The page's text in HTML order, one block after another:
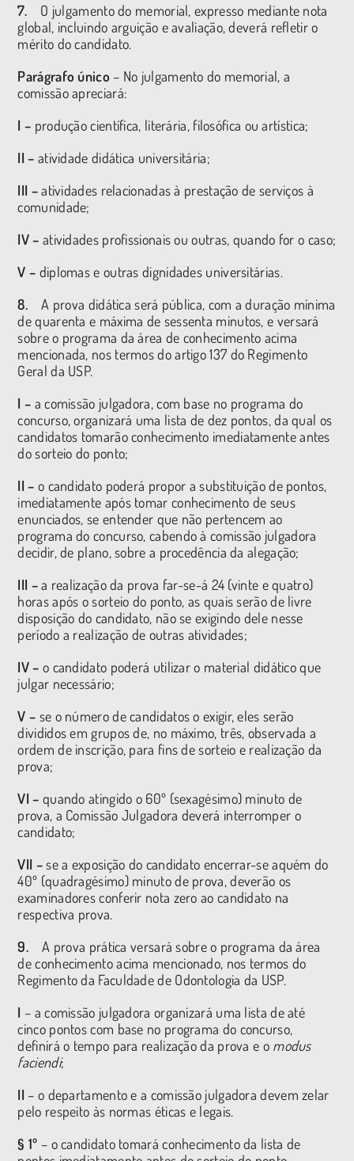
7. O julgamento do memorial, expresso mediante nota
global, incluindo arguição e avaliação, deverá refletir o
mérito do candidato.
Parágrafo único – No julgamento do memorial, a
comissão apreciará:
I – produção científica, literária, filosófica ou artística;
II – atividade didática universitária;
III –atividades relacionadas à prestação de serviços à
comunidade;
IV – atividades profissionais ou outras, quando for o caso;
V – diplomas e outras dignidades universitárias.
8.A prova didática será pública, com a duração mínima
de quarenta e máxima de sessenta minutos, e versará
sobre o programa da área de conhecimento acima
mencionada, nos termos do artigo 137 do Regimento
Geral da USP.
I – a comissão julgadora, com base no programa do
concurso, organizará uma lista de dez pontos, da qual os
candidatos tomarão conhecimento imediatamente antes
do sorteio do ponto;
II – o candidato poderá propor a substituição de pontos,
imediatamente após tomar conhecimento de seus
enunciados, se entender que não pertencem ao
programa do concurso, cabendo à comissão julgadora
decidir, de plano, sobre a procedência da alegação;
III –a realização da prova far-se-á 24 (vinte e quatro)
horas após o sorteio do ponto, as quais serão de livre
disposição do candidato, não se exigindo dele nesse
período a realização de outras atividades;
IV – o candidato poderá utilizar o material didático que
julgar necessário;
V – se o número de candidatos o exigir, eles serão
divididos em grupos de, no máximo, três, observada a
ordem de inscrição, para fins de sorteio e realização da
prova;
VI – quando atingido o 60º (sexagésimo) minuto de
prova, a Comissão Julgadora deverá interromper o
candidato;
VII –se a exposição do candidato encerrar-se aquém do
40º (quadragésimo) minuto de prova, deverão os
examinadores conferir nota zero ao candidato na
respectiva prova.
9.A prova prática versará sobre o programa da área
de conhecimento acima mencionado, nos termos do
Regimento da Faculdade de Odontologia da USP.
I – a comissão julgadora organizará uma lista de até
cinco pontos com base no programa do concurso,
definirá o tempo para realização da prova e o modus
faciendi;
II – o departamento e a comissão julgadora devem zelar
pelo respeito às normas éticas e legais.
§ 1º – o candidato tomará conhecimento da lista de